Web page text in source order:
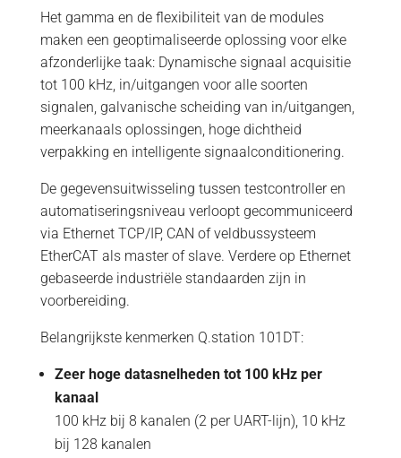
Het gamma en de flexibiliteit van de modules
maken een geoptimaliseerde oplossing voor elke
afzonderlijke taak: Dynamische signaal acquisitie
tot 100 kHz, in/uitgangen voor alle soorten
signalen, galvanische scheiding van in/uitgangen,
meerkanaals oplossingen, hoge dichtheid
verpakking en intelligente signaalconditionering.
De gegevensuitwisseling tussen testcontroller en
automatiseringsniveau verloopt gecommuniceerd
via Ethernet TCP/IP, CAN of veldbussysteem
EtherCAT als master of slave. Verdere op Ethernet
gebaseerde industriële standaarden zijn in
voorbereiding.
Belangrijkste kenmerken Q.station 101DT:
Zeer hoge datasnelheden tot 100 kHz per
kanaal
100 kHz bij 8 kanalen (2 per UART-lijn), 10 kHz
bij 128 kanalen